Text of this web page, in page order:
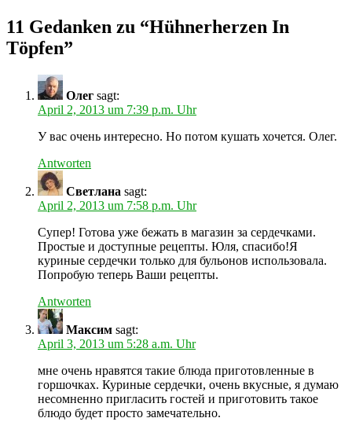
11 Gedanken zu “Hühnerherzen In
Töpfen”
Олег sagt:
April 2, 2013 um 7:39 p.m. Uhr
У вас очень интересно. Но потом кушать хочется. Олег.
Antworten
Светлана sagt:
April 2, 2013 um 7:58 p.m. Uhr
Супер! Готова уже бежать в магазин за сердечками.
Простые и доступные рецепты. Юля, спасибо!Я
куриные сердечки только для бульонов использовала.
Попробую теперь Ваши рецепты.
Antworten
Максим sagt:
April 3, 2013 um 5:28 a.m. Uhr
мне очень нравятся такие блюда приготовленные в
горшочках. Куриные сердечки, очень вкусные, я думаю
несомненно пригласить гостей и приготовить такое
блюдо будет просто замечательно.